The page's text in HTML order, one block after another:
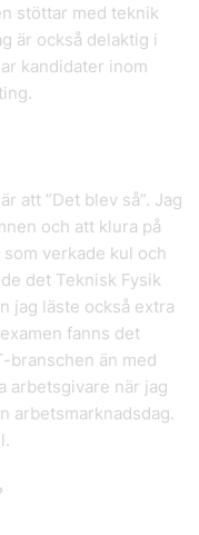
stöttar med teknik
är också delaktig i
kandidater inom
att ”Det blev så”. Jag
och att klura på
verkade kul och
det Teknisk Fysik
jag läste också extra
fanns det
branschen än med
arbetsgivare när jag
arbetsmarknadsdag.